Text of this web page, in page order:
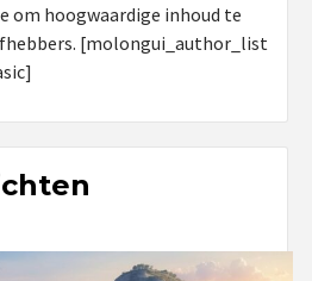
om hoogwaardige inhoud te
[molongui_author_list